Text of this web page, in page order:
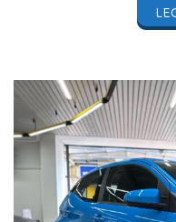
AUTO4YOU PROPONE
porte con55.861Km -
Vettura unico proprietario
chiave in dotazione.
Manutenzione effettuata
eseguito ad aprile 2025 a
ministeriale a giugno 2026.